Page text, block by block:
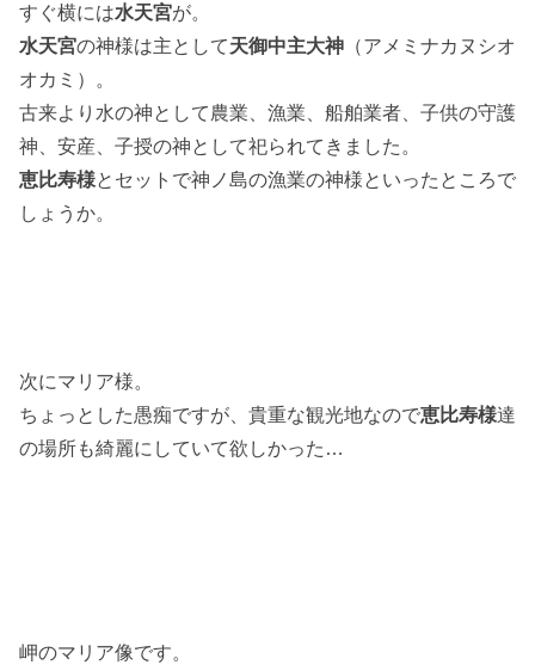
すぐ横には水天宮が。
水天宮の神様は主として天御中主大神 （アメミナカヌシオ
オカミ）。
古来より水の神として農業、漁業、船舶業者、子供の守護
神、安産、子授の神として祀られてきました。
恵比寿様とセットで神ノ島の漁業の神様といったところで
しょうか。
次にマリア様。
ちょっとした愚痴ですが、貴重な観光地なので恵比寿様達
の場所も綺麗にしていて欲しかった…
岬のマリア像です。